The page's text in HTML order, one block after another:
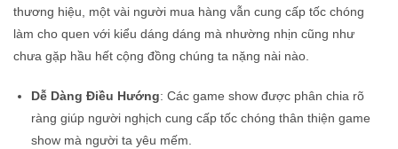
thương hiệu, một vài người mua hàng vẫn cung cấp tốc chóng
làm cho quen với kiểu dáng dáng mà nhường nhịn cũng như
chưa gặp hầu hết cộng đồng chúng ta nặng nài nào.
Dễ Dàng Điều Hướng: Các game show được phân chia rõ
ràng giúp người nghịch cung cấp tốc chóng thân thiện game
show mà người ta yêu mếm.